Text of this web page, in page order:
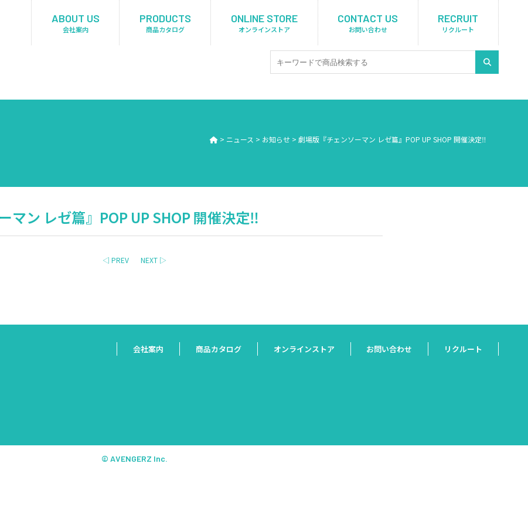
ABOUT US
会社案内
PRODUCTS
商品カタログ
ONLINE STORE
オンラインストア
CONTACT US
お問い合わせ
RECRUIT
リクルート
> ニュース > お知らせ > 劇場版『チェンソーマン レゼ篇』POP UP SHOP 開催決定‼
マン レゼ篇』POP UP SHOP 開催決定‼
◁ PREV NEXT ▷
会社案内 商品カタログ オンラインストア お問い合わせ リクルート
© AVENGERZ Inc.